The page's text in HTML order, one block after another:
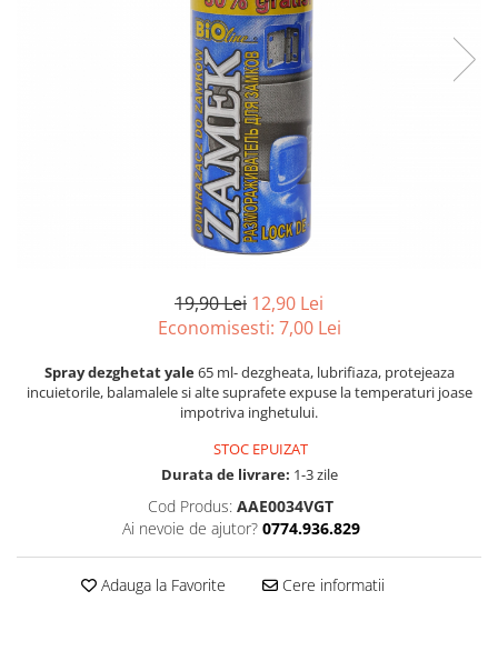
19,90 Lei 12,90 Lei
Economisesti: 7,00 Lei
Spray dezghetat yale65 ml- dezgheata, lubrifiaza, protejeaza
incuietorile, balamalele si alte suprafete expuse la temperaturi joase
impotriva inghetului.
STOC EPUIZAT
Durata de livrare: 1-3 zile
Cod Produs: AAE0034VGT
Ai nevoie de ajutor? 0774.936.829
Adauga la Favorite Cere informatii